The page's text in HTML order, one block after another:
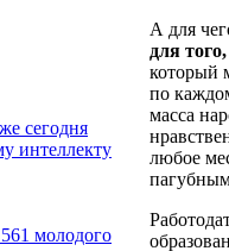
сегодня
интеллекту
молодого
А для
для
который
по
масса
любое